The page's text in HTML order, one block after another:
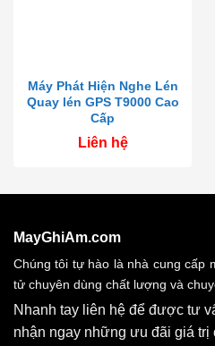
Máy Phát Hiện Nghe Lén
Quay lén GPS T9000 Cao
Cấp
Liên hệ
MayGhiAm.com
Chúng tôi tự hào là nhà cung cấp
tử chuyên dùng chất lượng và
Nhanh tay liên hệ để được tư
nhận ngay những ưu đãi giá